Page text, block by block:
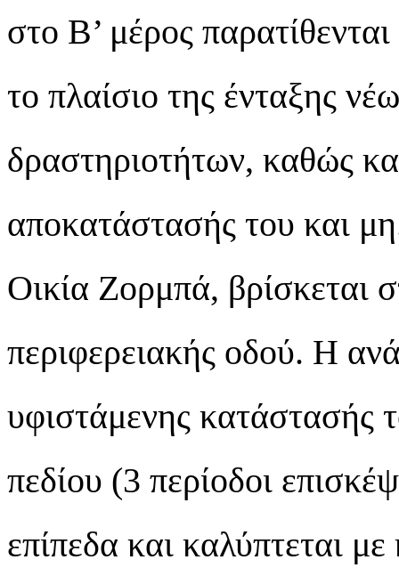
στο Β’ μέρος παρατίθενται
το πλαίσιο της ένταξης
δραστηριοτήτων, καθώς
αποκατάστασής του και
Οικία Ζορμπά, βρίσκεται
περιφερειακής οδού. Η
υφιστάμενης κατάστασής
πεδίου (3 περίοδοι
επίπεδα και καλύπτεται